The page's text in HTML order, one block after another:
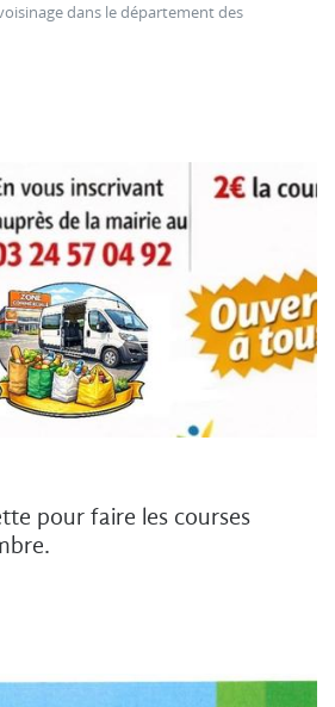
dans le département des
pour faire les courses